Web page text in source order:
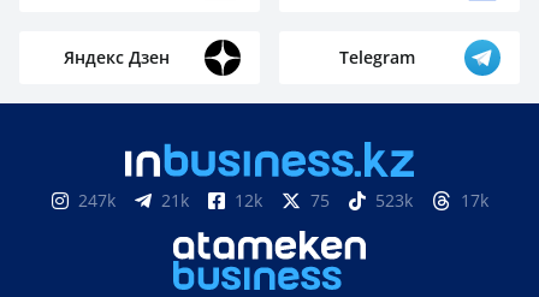
Яндекс Дзен Telegram
247k 21k 12k 75 523k 17k